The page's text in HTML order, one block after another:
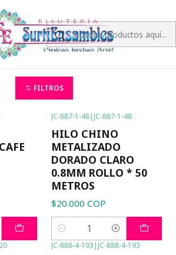
CHINO
FILTROS
JC-887-1-48|JC-887-1-48
HILO CHINO
METALIZADO
DORADO CLARO
0.8MM ROLLO * 50
METROS
$20.000 COP
Cantidad
JC-888-4-193|JC-888-4-193